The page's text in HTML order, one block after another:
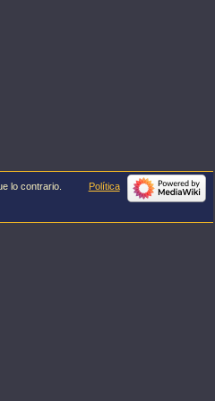
lo contrario.
Política